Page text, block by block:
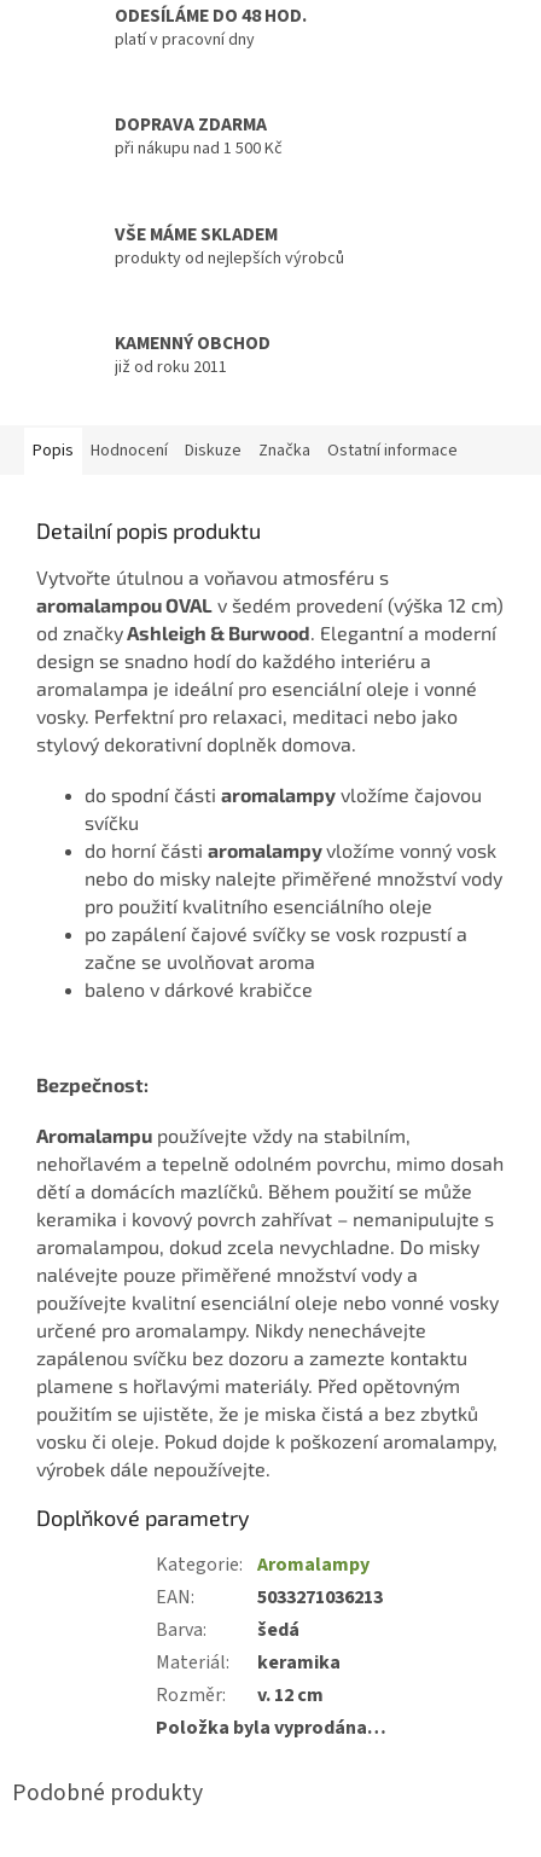
ODESÍLÁME DO 48 HOD.
platí v pracovní dny
DOPRAVA ZDARMA
při nákupu nad 1 500 Kč
VŠE MÁME SKLADEM
produkty od nejlepších výrobců
KAMENNÝ OBCHOD
již od roku 2011
Popis Hodnocení Diskuze Značka Ostatní informace
Detailní popis produktu
Vytvořte útulnou a voňavou atmosféru s
aromalampou OVAL v šedém provedení (výška 12 cm)
od značkyAshleigh & Burwood . Elegantní a moderní
design se snadno hodí do každého interiéru a
aromalampa je ideální pro esenciální oleje i vonné
vosky. Perfektní pro relaxaci, meditaci nebo jako
stylový dekorativní doplněk domova.
do spodní části aromalampy vložíme čajovou
svíčku
do horní části aromalampyvložíme vonný vosk
nebo do misky nalejte přiměřené množství vody
pro použití kvalitního esenciálního oleje
po zapálení čajové svíčky se vosk rozpustí a
začne se uvolňovat aroma
baleno v dárkové krabičce
Bezpečnost:
Aromalampu používejte vždy na stabilním,
nehořlavém a tepelně odolném povrchu, mimo dosah
dětí a domácích mazlíčků. Během použití se může
keramika i kovový povrch zahřívat – nemanipulujte s
aromalampou, dokud zcela nevychladne. Do misky
nalévejte pouze přiměřené množství vody a
používejte kvalitní esenciální oleje nebo vonné vosky
určené pro aromalampy. Nikdy nenechávejte
zapálenou svíčku bez dozoru a zamezte kontaktu
plamene s hořlavými materiály. Před opětovným
použitím se ujistěte, že je miska čistá a bez zbytků
vosku či oleje. Pokud dojde k poškození aromalampy,
výrobek dále nepoužívejte.
Doplňkové parametry
Kategorie: Aromalampy
EAN:
5033271036213
Barva:
šedá
Materiál:
keramika
Rozměr:
v. 12 cm
Položka byla vyprodána…